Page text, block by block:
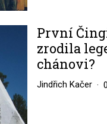
První
zrodila
chánovi?
Jindřich Kačer